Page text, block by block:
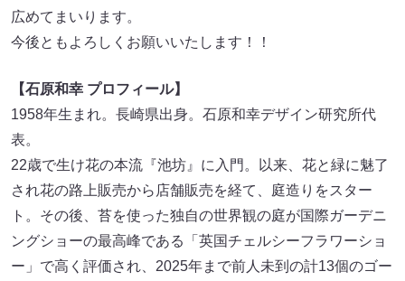
広めてまいります。
今後ともよろしくお願いいたします！！
【石原和幸 プロフィール】
1958年生まれ。長崎県出身。石原和幸デザイン研究所代
表。
22歳で生け花の本流『池坊』に入門。以来、花と緑に魅了
され花の路上販売から店舗販売を経て、庭造りをスター
ト。その後、苔を使った独自の世界観の庭が国際ガーデニ
ングショーの最高峰である「英国チェルシーフラワーショ
ー」で高く評価され、2025年まで前人未到の計13個のゴー